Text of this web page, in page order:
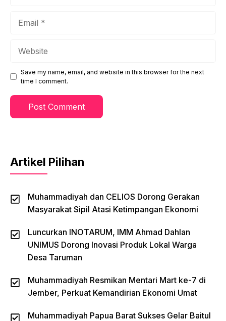
Save my name, email, and website in this browser for the next
time I comment.
Artikel Pilihan
Muhammadiyah dan CELIOS Dorong Gerakan
Masyarakat Sipil Atasi Ketimpangan Ekonomi
Luncurkan INOTARUM, IMM Ahmad Dahlan
UNIMUS Dorong Inovasi Produk Lokal Warga
Desa Taruman
Muhammadiyah Resmikan Mentari Mart ke-7 di
Jember, Perkuat Kemandirian Ekonomi Umat
Muhammadiyah Papua Barat Sukses Gelar Baitul